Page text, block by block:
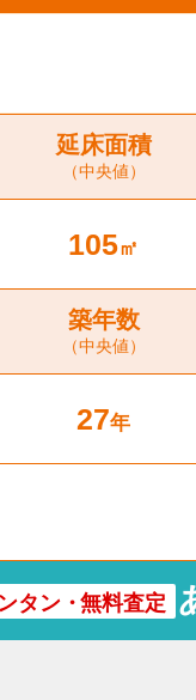
延床面積
（中央値）
105㎡
築年数
（中央値）
27年
タン・ 無料査定